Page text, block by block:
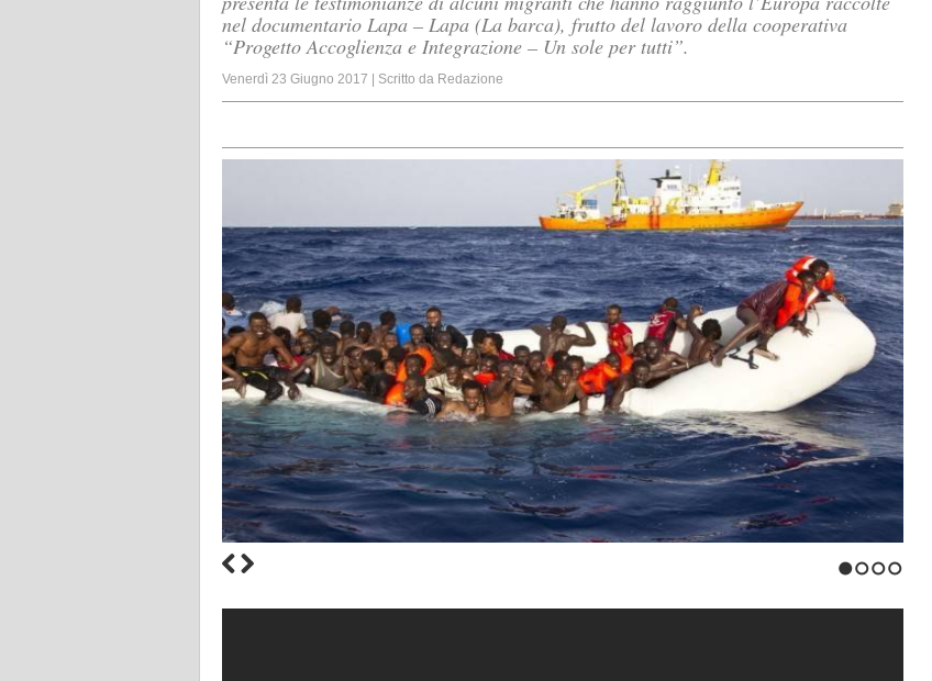
nel documentario Lapa – Lapa (La barca), frutto del lavoro della cooperativa
“Progetto Accoglienza e Integrazione – Un sole per tutti”.
Venerdì 23 Giugno 2017 | Scritto da Redazione